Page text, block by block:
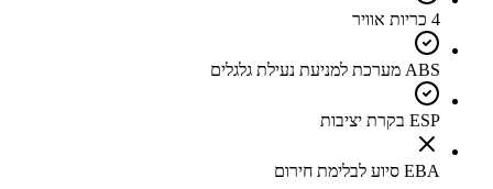
4 כריות אוויר
ABS מערכת למניעת נעילת גלגלים
ESP בקרת יציבות
EBA סיוע לבלימת חירום